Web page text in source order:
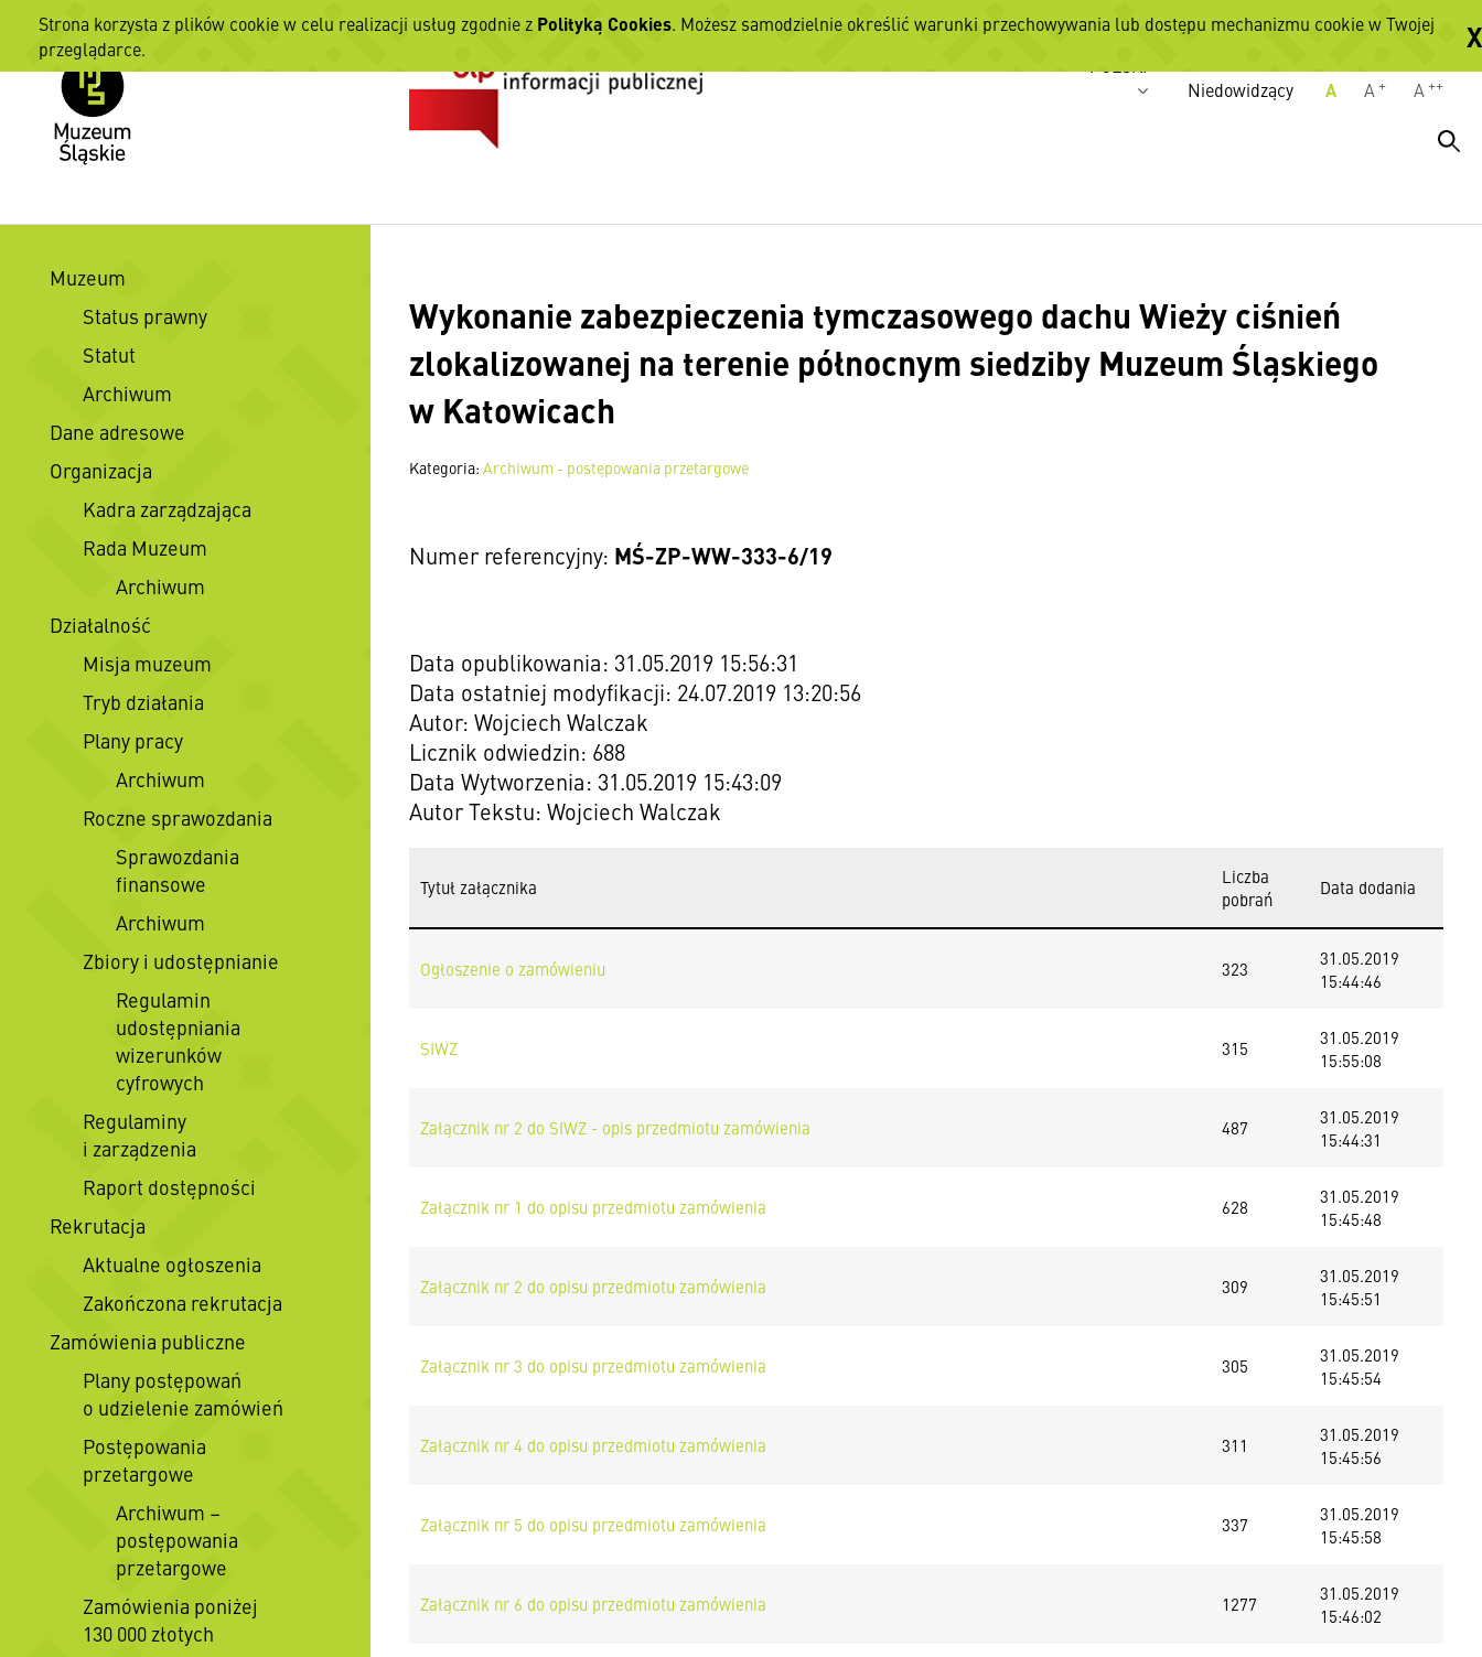
Wersje językowe
Niedowidzący
A A + A ++
Muzeum
Status prawny
Statut
Archiwum
Dane adresowe
Organizacja
Kadra zarządzająca
Rada Muzeum
Archiwum
Działalność
Misja muzeum
Tryb działania
Plany pracy
Archiwum
Roczne sprawozdania
Sprawozdania
finansowe
Archiwum
Zbiory i udostępnianie
Regulamin
udostępniania
wizerunków
cyfrowych
Regulaminy
i zarządzenia
Raport dostępności
Rekrutacja
Aktualne ogłoszenia
Zakończona rekrutacja
Zamówienia publiczne
Plany postępowań
o udzielenie zamówień
Postępowania
przetargowe
Archiwum –
postępowania
przetargowe
Zamówienia poniżej
130 000 złotych
Wykonanie zabezpieczenia tymczasowego dachu Wieży ciśnień
zlokalizowanej na terenie północnym siedziby Muzeum Śląskiego
w Katowicach
Kategoria: Archiwum - postępowania przetargowe
Numer referencyjny: MŚ-ZP-WW-333-6/19
Data opublikowania: 31.05.2019 15:56:31
Data ostatniej modyfikacji: 24.07.2019 13:20:56
Autor: Wojciech Walczak
Licznik odwiedzin: 688
Data Wytworzenia: 31.05.2019 15:43:09
Autor Tekstu: Wojciech Walczak
Tytuł załącznika
Liczba
pobrań
Data dodania
Ogłoszenie o zamówieniu 323
31.05.2019
15:44:46
SIWZ 315
31.05.2019
15:55:08
Załącznik nr 2 do SIWZ - opis przedmiotu zamówienia 487
31.05.2019
15:44:31
Załącznik nr 1 do opisu przedmiotu zamówienia 628
31.05.2019
15:45:48
Załącznik nr 2 do opisu przedmiotu zamówienia 309
31.05.2019
15:45:51
Załącznik nr 3 do opisu przedmiotu zamówienia 305
31.05.2019
15:45:54
Załącznik nr 4 do opisu przedmiotu zamówienia 311
31.05.2019
15:45:56
Załącznik nr 5 do opisu przedmiotu zamówienia 337
31.05.2019
15:45:58
Załącznik nr 6 do opisu przedmiotu zamówienia 1277
31.05.2019
15:46:02
Strona korzysta z plików cookie w celu realizacji usług zgodnie z Polityką Cookies. Możesz samodzielnie określić warunki przechowywania lub dostępu mechanizmu cookie w Twojej
przeglądarce.
X